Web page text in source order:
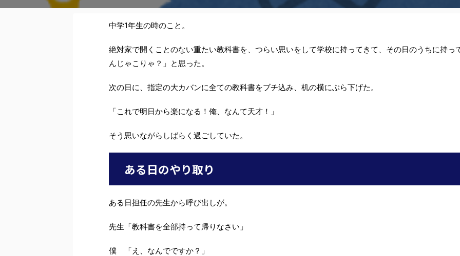
中学1年生の時のこと。
絶対家で開くことのない重たい教科書を、つらい思いをして学校に持ってきて、その日のうちに持っ
んじゃこりゃ？」と思った。
次の日に、指定の大カバンに全ての教科書をブチ込み、机の横にぶら下げた。
「これで明日から楽になる！俺、なんて天才！」
そう思いながらしばらく過ごしていた。
ある日のやり取り
ある日担任の先生から呼び出しが。
先生「教科書を全部持って帰りなさい」
僕 「え、なんでですか？」